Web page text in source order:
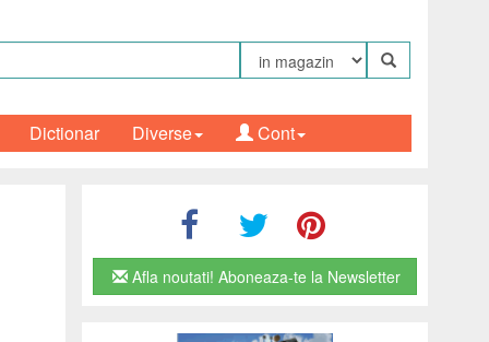
Dictionar Cont
Diverse
Afla noutati! Aboneaza-te la Newsletter